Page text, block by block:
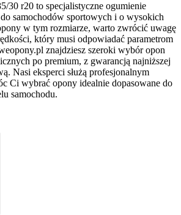
30 r20 to specjalistyczne ogumienie
samochodów sportowych i o wysokich
w tym rozmiarze, warto zwrócić uwagę
który musi odpowiadać parametrom
znajdziesz szeroki wybór opon
po premium, z gwarancją najniższej
Nasi eksperci służą profesjonalnym
Ci wybrać opony idealnie dopasowane do
samochodu.